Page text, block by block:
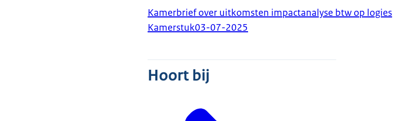
Kamerbrief over uitkomsten impactanalyse btw op logies
Kamerstuk03-07-2025
Hoort bij